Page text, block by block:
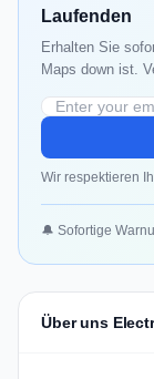
Laufenden
Erhalten Sie
Maps down ist.
Wir respektieren
🔔 Sofortige
Über uns